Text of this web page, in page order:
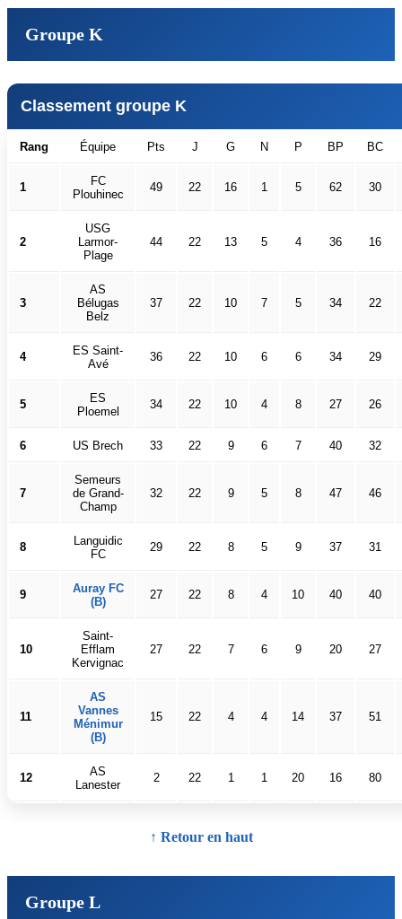
Groupe K
Classement groupe K
Rang Équipe Pts J G N P BP BC
1
FC
Plouhinec
49 22 16 1 5 62 30
2
USG
Larmor-
Plage
44 22 13 5 4 36 16
3
AS
Bélugas
Belz
37 22 10 7 5 34 22
4
ES Saint-
Avé
36 22 10 6 6 34 29
5
ES
Ploemel
34 22 10 4 8 27 26
6 US Brech 33 22 9 6 7 40 32
7
Semeurs
de Grand-
Champ
32 22 9 5 8 47 46
8
Languidic
FC
29 22 8 5 9 37 31
9
Auray FC
(B)
27 22 8 4 10 40 40
10
Saint-
Efflam
Kervignac
27 22 7 6 9 20 27
11
AS
Vannes
Ménimur
(B)
15 22 4 4 14 37 51
12
AS
Lanester
2 22 1 1 20 16 80
↑ Retour en haut
Groupe L